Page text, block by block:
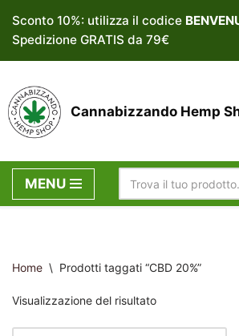
Vai
al
contenuto
Sconto 10%: utilizza il codice
Spedizione GRATIS da 79€
Cannabizzando Hemp
MENU
Home \ Prodotti taggati “CBD 20%”
Visualizzazione del risultato